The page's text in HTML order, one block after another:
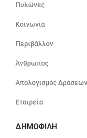
Πυλώνες
Κοινωνία
Περιβάλλον
Άνθρωπος
Απολογισμός Δράσεων
Εταιρεία
ΔΗΜΟΦΙΛΗ